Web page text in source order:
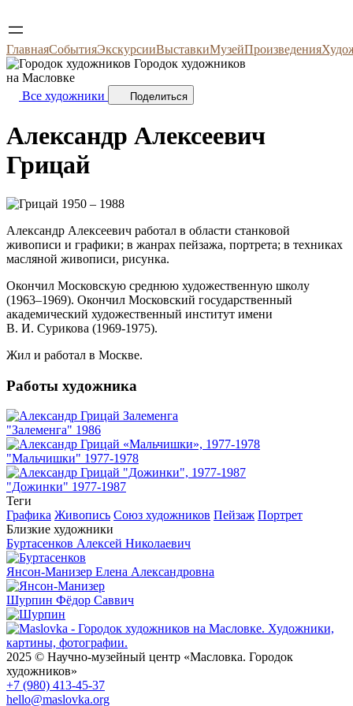
ГлавнаяСобытияЭкскурсииВыставкиМузейПроизведения
Городок художников
на Масловке
Все художники
Поделиться
Александр Алексеевич
Грицай
1950 – 1988
Александр Алексеевич работал в области станковой
живописи и графики; в жанрах пейзажа, портрета; в техниках
масляной живописи, рисунка.
Окончил Московскую среднюю художественную школу
(1963–1969). Окончил Московский государственный
академический художественный институт имени
В. И. Сурикова (1969-1975).
Жил и работал в Москве.
Работы художника
"Залеменга" 1986
"Мальчишки" 1977-1978
"Дожинки" 1977-1987
Теги
Графика Живопись Союз художников Пейзаж Портрет
Близкие художники
Буртасенков Алексей Николаевич
Янсон-Манизер Елена Александровна
Шурпин Фёдор Саввич
2025 © Научно-музейный центр «Масловка. Городок
художников»
+7 (980) 413-45-37
hello@maslovka.org